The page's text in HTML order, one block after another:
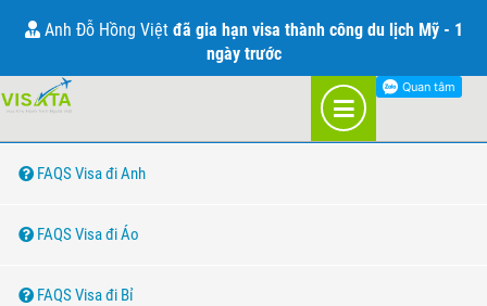
CÂU HỎI THƯỜNG GẶP VỀ VISA
DANH MỤC QUỐC GIA
FAQS Visa đi Anh
FAQS Visa đi Áo
FAQS Visa đi Bỉ
Anh Đỗ Hồng Việt đã gia hạn visa thành công du lịch Mỹ - 1
ngày trước